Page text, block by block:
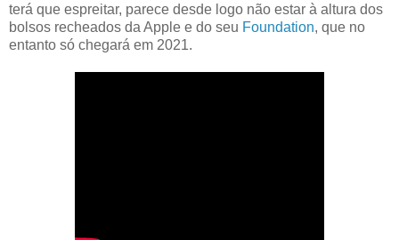
terá que espreitar, parece desde logo não estar à altura dos
bolsos recheados da Apple e do seu Foundation, que no
entanto só chegará em 2021.